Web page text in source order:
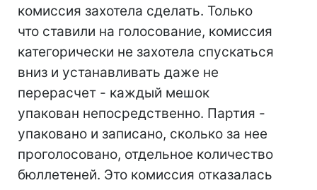
комиссия захотела сделать. Только
что ставили на голосование, комиссия
категорически не захотела спускаться
вниз и устанавливать даже не
перерасчет - каждый мешок
упакован непосредственно. Партия -
упаковано и записано, сколько за нее
проголосовано, отдельное количество
бюллетеней. Это комиссия отказалась